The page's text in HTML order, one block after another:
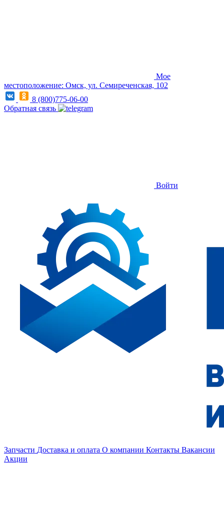
Мое
местоположение: Омск, ул. Семиреченская, 102
8 (800)775-06-00
Обратная связь
Войти
Запчасти Доставка и оплата О компании Контакты Вакансии
Акции